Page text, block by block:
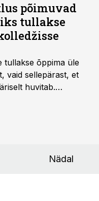
põimuvad
tullakse
tullakse õppima üle
vaid sellepärast, et
huvitab.
Nädal